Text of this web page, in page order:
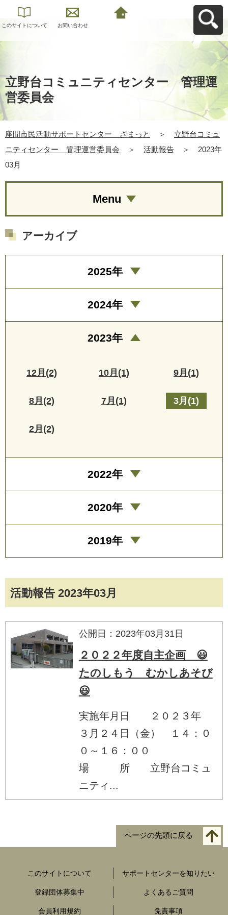
このサイトについて お問い合わせ
立野台コミュニティセンター 管理運
営委員会
座間市民活動サポートセンター ざまっと ＞
立野台コミュ
ニティセンター 管理運営委員会
＞ 活動報告 ＞
2023年
03月
活動報告 2023年03月
公開日：2023年03月31日
２０２２年度自主企画 😃
たのしもう むかしあそび
😃
実施年月日 ２０２３年
３月２４日（金） １４：０
０～１６：００
場 所 立野台コミュ
ニティ...
Menu
アーカイブ
2025年
2024年
2023年
12月(2) 10月(1) 9月(1)
8月(2) 7月(1) 3月(1)
2月(2)
2022年
2020年
2019年
ページの先頭に戻る
このサイトについて サポートセンターを知りたい
登録団体募集中 よくあるご質問
会員利用規約 免責事項